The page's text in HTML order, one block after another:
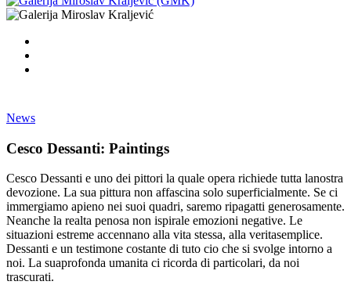
News
Cesco Dessanti: Paintings
Cesco Dessanti e uno dei pittori la quale opera richiede tutta lanostra
devozione. La sua pittura non affascina solo superficialmente. Se ci
immergiamo apieno nei suoi quadri, saremo ripagatti generosamente.
Neanche la realta penosa non ispirale emozioni negative. Le
situazioni estreme accennano alla vita stessa, alla veritasemplice.
Dessanti e un testimone costante di tuto cio che si svolge intorno a
noi. La suaprofonda umanita ci ricorda di particolari, da noi
trascurati.